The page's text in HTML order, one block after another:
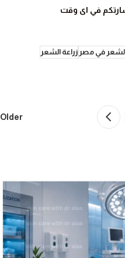
في اى وقت
الشعر في مصر زراعة الشعر
Older